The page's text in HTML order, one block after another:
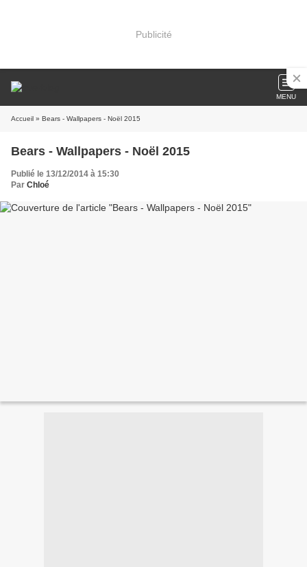
Publicité
MENU
Accueil » Bears - Wallpapers - Noël 2015
Bears - Wallpapers - Noël 2015
Publié le 13/12/2014 à 15:30
Par Chloé